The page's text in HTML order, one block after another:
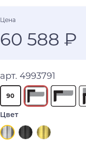
Цена
60 588 ₽
арт. 4993791
90
Цвет